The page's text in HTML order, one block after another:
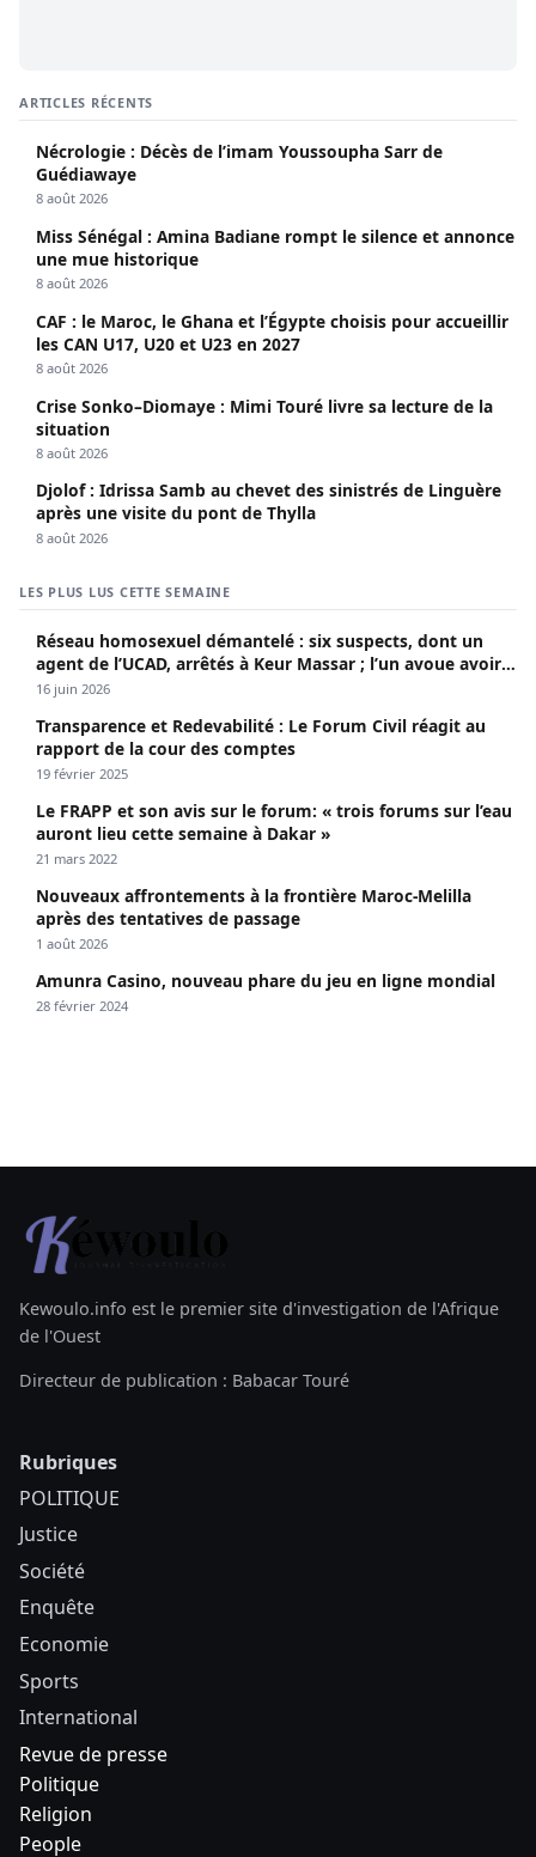
ARTICLES RÉCENTS
Nécrologie : Décès de l’imam Youssoupha Sarr de
Guédiawaye
8 août 2026
Miss Sénégal : Amina Badiane rompt le silence et annonce
une mue historique
8 août 2026
CAF : le Maroc, le Ghana et l’Égypte choisis pour accueillir
les CAN U17, U20 et U23 en 2027
8 août 2026
Crise Sonko–Diomaye : Mimi Touré livre sa lecture de la
situation
8 août 2026
Djolof : Idrissa Samb au chevet des sinistrés de Linguère
après une visite du pont de Thylla
8 août 2026
LES PLUS LUS CETTE SEMAINE
Réseau homosexuel démantelé : six suspects, dont un
agent de l’UCAD, arrêtés à Keur Massar ; l’un avoue avoir
propagé le VIH depuis 2018
16 juin 2026
Transparence et Redevabilité : Le Forum Civil réagit au
rapport de la cour des comptes
19 février 2025
Le FRAPP et son avis sur le forum: « trois forums sur l’eau
auront lieu cette semaine à Dakar »
21 mars 2022
Nouveaux affrontements à la frontière Maroc-Melilla
après des tentatives de passage
1 août 2026
Amunra Casino, nouveau phare du jeu en ligne mondial
28 février 2024
Kewoulo.info est le premier site d'investigation de l'Afrique
de l'Ouest
Directeur de publication : Babacar Touré
Rubriques
POLITIQUE
Justice
Société
Enquête
Economie
Sports
International
Revue de presse
Politique
Religion
People